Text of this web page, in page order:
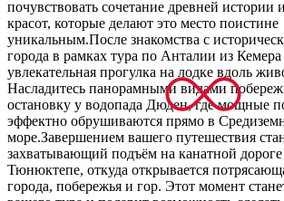
почувствовать сочетание древней
красот, которые делают это место поистине
уникальным.После знакомства с
города в рамках тура по Анталии из
увлекательная прогулка на лодке вдоль
Насладитесь панорамными видами
остановку у водопада Дюден, где мощные
эффектно обрушиваются прямо в
море.Завершением вашего путешествия
захватывающий подъём на канатной
Тюнюктепе, откуда открывается
города, побережья и гор. Этот момент